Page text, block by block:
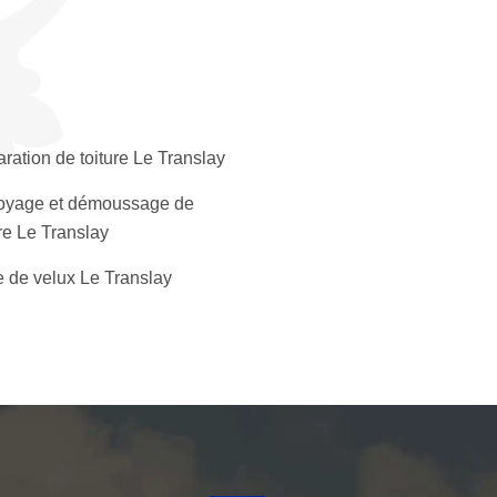
de toiture Le Translay
et démoussage de
Le Translay
de velux Le Translay